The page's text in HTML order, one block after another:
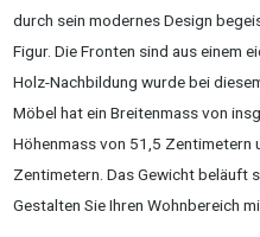
durch sein modernes Design
Figur. Die Fronten sind aus einem
Holz-Nachbildung wurde bei
Möbel hat ein Breitenmass von
Höhenmass von 51,5 Zentimetern
Zentimetern. Das Gewicht beläuft
Gestalten Sie Ihren Wohnbereich